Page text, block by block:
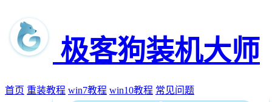
极客狗装机大师
首页 重装教程 win7教程 win10教程 常见问题